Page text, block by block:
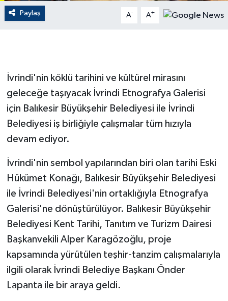
Paylaş A- A+
İvrindi'nin köklü tarihini ve kültürel mirasını
geleceğe taşıyacak İvrindi Etnografya Galerisi
için Balıkesir Büyükşehir Belediyesi ile İvrindi
Belediyesi iş birliğiyle çalışmalar tüm hızıyla
devam ediyor.
İvrindi'nin sembol yapılarından biri olan tarihi Eski
Hükümet Konağı, Balıkesir Büyükşehir Belediyesi
ile İvrindi Belediyesi'nin ortaklığıyla Etnografya
Galerisi'ne dönüştürülüyor. Balıkesir Büyükşehir
Belediyesi Kent Tarihi, Tanıtım ve Turizm Dairesi
Başkanvekili Alper Karagözoğlu, proje
kapsamında yürütülen teşhir-tanzim çalışmalarıyla
ilgili olarak İvrindi Belediye Başkanı Önder
Lapanta ile bir araya geldi.
Finans
Gayrimenkul
GENEL
GÜNDEM
HABERDE İNSAN
İş Dünyası
Jandarma
Kadın